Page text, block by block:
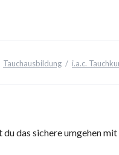
Tauchausbildung i.a.c.
das sichere umgehen mit